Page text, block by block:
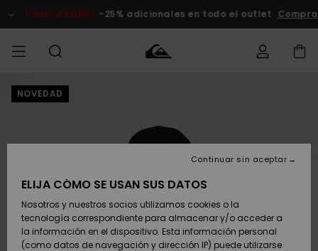
del
DOBLE PROMO -25% adicionales en todo el outlet
HOMBRE
Zapatos y
chanclas
Zapatos y
chanclas
Destacados
SURF
Highlights
Hombre
Snow Niños
Tienda
Outlet
Mujer
Envio
Devoluciones
Pago
NOVEDAD
ELIJA CÓMO SE USAN SUS DATOS
Nosotros y nuestros socios utilizamos cookies o la
tecnología correspondiente para almacenar y/o acceder a
la información en el dispositivo. Esta información personal
(como datos de navegación y dirección IP) puede utilizarse
Continuar sin aceptar